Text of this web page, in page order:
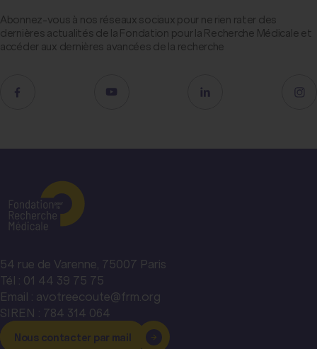
Abonnez-vous à nos réseaux sociaux pour ne rien rater des
dernières actualités de la Fondation pour la Recherche Médicale et
accéder aux dernières avancées de la recherche
54 rue de Varenne, 75007 Paris
Tél : 01 44 39 75 75
Email : avotreecoute@frm.org
SIREN : 784 314 064
Nous contacter par mail